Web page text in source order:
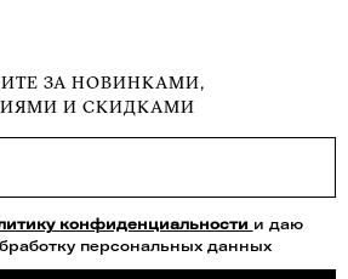
ЗА НОВИНКАМИ,
И СКИДКАМИ
конфиденциальности и даю
персональных данных